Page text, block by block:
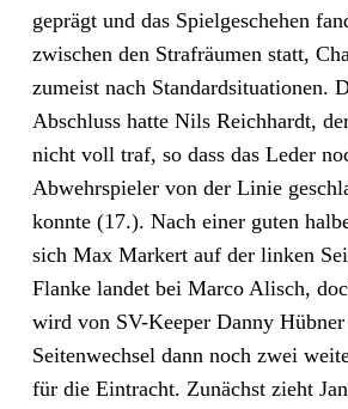
geprägt und das Spielgeschehen
zwischen den Strafräumen statt,
zumeist nach Standardsituationen.
Abschluss hatte Nils Reichhardt,
nicht voll traf, so dass das Leder
Abwehrspieler von der Linie
konnte (17.). Nach einer guten
sich Max Markert auf der linken
Flanke landet bei Marco Alisch,
wird von SV-Keeper Danny
Seitenwechsel dann noch zwei
für die Eintracht. Zunächst zieht